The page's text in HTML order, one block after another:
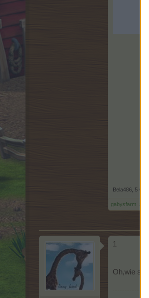
Bela486 5
gabysfarm
1
Oh,wie